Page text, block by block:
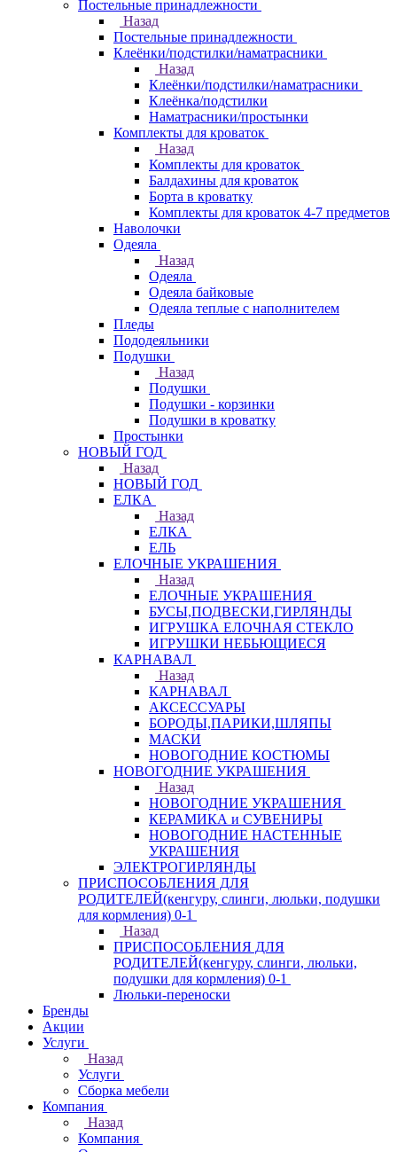
Постельные принадлежности
Назад
Постельные принадлежности
Клеёнки/подстилки/наматрасники
Назад
Клеёнки/подстилки/наматрасники
Клеёнка/подстилки
Наматрасники/простынки
Комплекты для кроваток
Назад
Комплекты для кроваток
Балдахины для кроваток
Борта в кроватку
Комплекты для кроваток 4-7 предметов
Наволочки
Одеяла
Назад
Одеяла
Одеяла байковые
Одеяла теплые с наполнителем
Пледы
Пододеяльники
Подушки
Назад
Подушки
Подушки - корзинки
Подушки в кроватку
Простынки
НОВЫЙ ГОД
Назад
НОВЫЙ ГОД
ЕЛКА
Назад
ЕЛКА
ЕЛЬ
ЕЛОЧНЫЕ УКРАШЕНИЯ
Назад
ЕЛОЧНЫЕ УКРАШЕНИЯ
БУСЫ,ПОДВЕСКИ,ГИРЛЯНДЫ
ИГРУШКА ЕЛОЧНАЯ СТЕКЛО
ИГРУШКИ НЕБЬЮЩИЕСЯ
КАРНАВАЛ
Назад
КАРНАВАЛ
АКСЕССУАРЫ
БОРОДЫ,ПАРИКИ,ШЛЯПЫ
МАСКИ
НОВОГОДНИЕ КОСТЮМЫ
НОВОГОДНИЕ УКРАШЕНИЯ
Назад
НОВОГОДНИЕ УКРАШЕНИЯ
КЕРАМИКА и СУВЕНИРЫ
НОВОГОДНИЕ НАСТЕННЫЕ
УКРАШЕНИЯ
ЭЛЕКТРОГИРЛЯНДЫ
ПРИСПОСОБЛЕНИЯ ДЛЯ
РОДИТЕЛЕЙ(кенгуру, слинги, люльки, подушки
для кормления) 0-1
Назад
ПРИСПОСОБЛЕНИЯ ДЛЯ
РОДИТЕЛЕЙ(кенгуру, слинги, люльки,
подушки для кормления) 0-1
Люльки-переноски
Бренды
Акции
Услуги
Назад
Услуги
Сборка мебели
Компания
Назад
Компания